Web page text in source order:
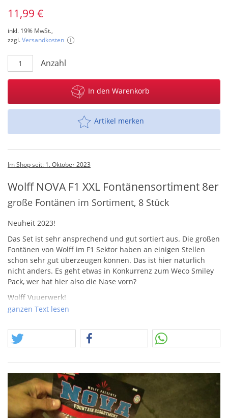
11,99 €
inkl. 19% MwSt.,
zzgl.Versandkosten
Anzahl
In den Warenkorb
Artikel merken
Im Shop seit: 1. Oktober 2023
Wolff NOVA F1 XXL Fontänensortiment 8er
große Fontänen im Sortiment, 8 Stück
Neuheit 2023!
Das Set ist sehr ansprechend und gut sortiert aus. Die großen
Fontänen von Wolff im F1 Sektor haben an einigen Stellen
schon sehr gut überzeugen können. Das ist hier natürlich
nicht anders. Es geht etwas in Konkurrenz zum Weco Smiley
Pack, wer hat hier also die Nase vorn?
Wolff Vuuerwerk!
Wir haben euch vor einigen Monaten berichtet, dass wir
einiges erwarten könnt. Heute ist es soweit! Wir hatten immer
mal wieder Produkte von Wolff durch zufälligen Zulauf über
Posten bekommen und die Artikel erschienen uns
interessant. Das Logo hatte uns schon im Sturm erobert,
dabei hatten wie nie den Gedanken, das man hier etwas
kopieren, deshalb erscheint es mir erst jetzt im Kontext Funke
– Pulver also sehr ähnlich zu Pyrofa. Aber ohne Gräuel hat es
mein Interesse eher geweckt. Ihr könnt ja mal die Logos
vergleichen… Hier ein Link zu Pyrofa.
ganzen Text lesen